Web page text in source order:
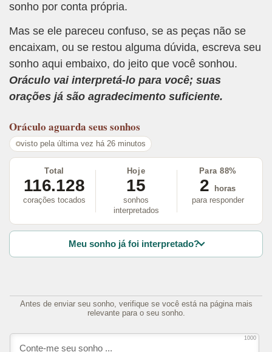
sonho por conta própria.
Mas se ele pareceu confuso, se as peças não se
encaixam, ou se restou alguma dúvida, escreva seu
sonho aqui embaixo, do jeito que você sonhou.
Oráculo vai interpretá-lo para você; suas
orações já são agradecimento suficiente.
Oráculo aguarda seus sonhos
visto pela última vez há 26 minutos
Total
116.128
corações tocados
Hoje
15
sonhos
interpretados
Para 88%
2
horas
para responder
Meu sonho já foi interpretado?
Antes de enviar seu sonho, verifique se você está na página mais
relevante para o seu sonho.
1000